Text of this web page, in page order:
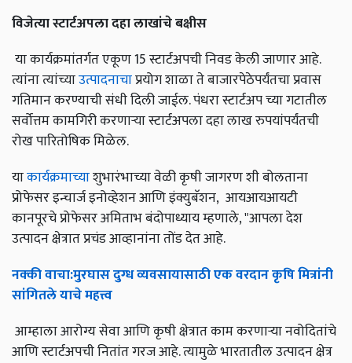
विजेत्यास्टार्टअपलादहालाखांचेबक्षीस
या कार्यक्रमांतर्गत एकूण 15 स्टार्टअपची निवड केली जाणार आहे.
त्यांना त्यांच्याउत्पादनाचाप्रयोग शाळा ते बाजारपेठेपर्यंतचा प्रवास
गतिमान करण्याची संधी दिली जाईल. पंधरा स्टार्टअप च्या गटातील
सर्वोत्तम कामगिरी करणाऱ्या स्टार्टअपला दहा लाख रुपयांपर्यंतची
रोख पारितोषिक मिळेल.
याकार्यक्रमाच्याशुभारंभाच्या वेळी कृषी जागरण शी बोलताना
प्रोफेसर इन्चार्ज इनोव्हेशन आणि इंक्युबॅशन, आयआयआयटी
कानपूरचे प्रोफेसर अमिताभ बंदोपाध्याय म्हणाले, "आपला देश
उत्पादन क्षेत्रात प्रचंड आव्हानांना तोंड देत आहे.
नक्कीवाचा:मुरघासदुग्धव्यवसायासाठीएकवरदानकृषिमित्रांनी
सांगितलेयाचेमहत्त्व
आम्हाला आरोग्य सेवा आणि कृषी क्षेत्रात काम करणार्‍या नवोदितांचे
आणि स्टार्टअपची नितांत गरज आहे. त्यामुळे भारतातील उत्पादन क्षेत्र